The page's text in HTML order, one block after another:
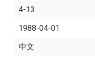
4-13
1988-04-01
中文